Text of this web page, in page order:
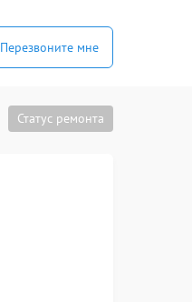
Перезвоните мне
Статус ремонта